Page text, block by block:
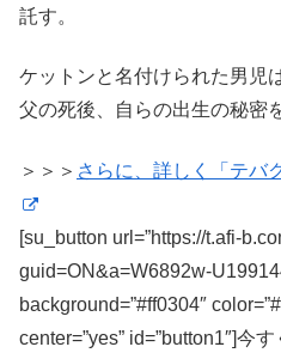
託す。
ケットンと名付けられた男児
父の死後、自らの出生の秘密
＞＞＞ さらに、詳しく「テバ
[su_button url=”https://t.afi-
guid=ON&a=W6892w-
background=”#ff0304″
center=”yes” id=”button1″]今